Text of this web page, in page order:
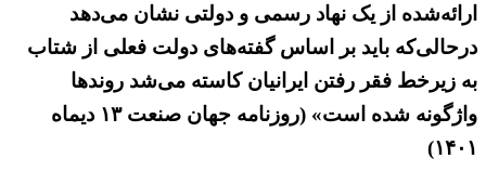
ارائه‌شده از یک نهاد رسمی و دولتی نشان می‌دهد
درحالی‌که باید بر اساس گفته‌های دولت فعلی از شتاب
به زیرخط فقر رفتن ایرانیان کاسته می‌شد روندها
واژگونه شده است» (روزنامه جهان صنعت ۱۳ دیماه
۱۴۰۱)